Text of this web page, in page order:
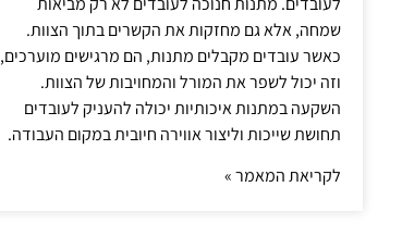
שמחה, אלא גם מחזקות את הקשרים בתוך הצוות.
כאשר עובדים מקבלים מתנות, הם מרגישים מוערכים,
וזה יכול לשפר את המורל והמחויבות של הצוות.
השקעה במתנות איכותיות יכולה להעניק לעובדים
תחושת שייכות וליצור אווירה חיובית במקום העבודה.
לקריאת המאמר »